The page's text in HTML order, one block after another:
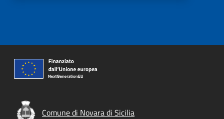
Comune di Novara di Sicilia